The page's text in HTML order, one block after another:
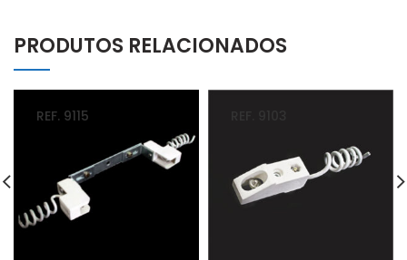
PRODUTOS RELACIONADOS
REF. 9115